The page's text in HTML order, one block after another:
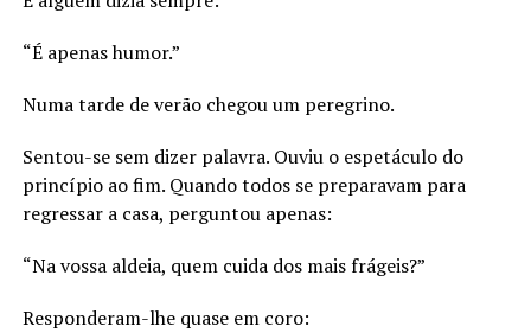
“É apenas humor.”
Numa tarde de verão chegou um peregrino.
Sentou-se sem dizer palavra. Ouviu o espetáculo do
princípio ao fim. Quando todos se preparavam para
regressar a casa, perguntou apenas:
“Na vossa aldeia, quem cuida dos mais frágeis?”
Responderam-lhe quase em coro: